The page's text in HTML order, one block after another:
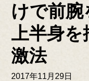
けで前腕
上半身を
激法
2017年11月29日